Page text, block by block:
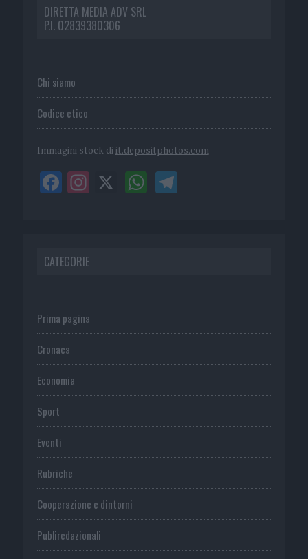
DIRETTA MEDIA ADV SRL
P.I. 02839380306
Chi siamo
Codice etico
Immagini stock di it.depositphotos.com
CATEGORIE
Prima pagina
Cronaca
Economia
Sport
Eventi
Rubriche
Cooperazione e dintorni
Publiredazionali